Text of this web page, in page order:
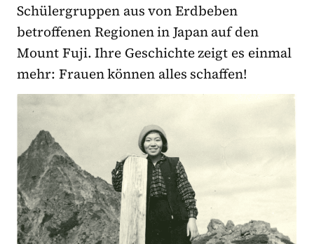
Schülergruppen aus von Erdbeben
betroffenen Regionen in Japan auf den
Mount Fuji. Ihre Geschichte zeigt es einmal
mehr: Frauen können alles schaffen!